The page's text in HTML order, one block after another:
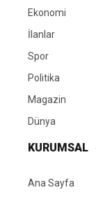
Ekonomi
İlanlar
Spor
Politika
Magazin
Dünya
KURUMSAL
Ana Sayfa